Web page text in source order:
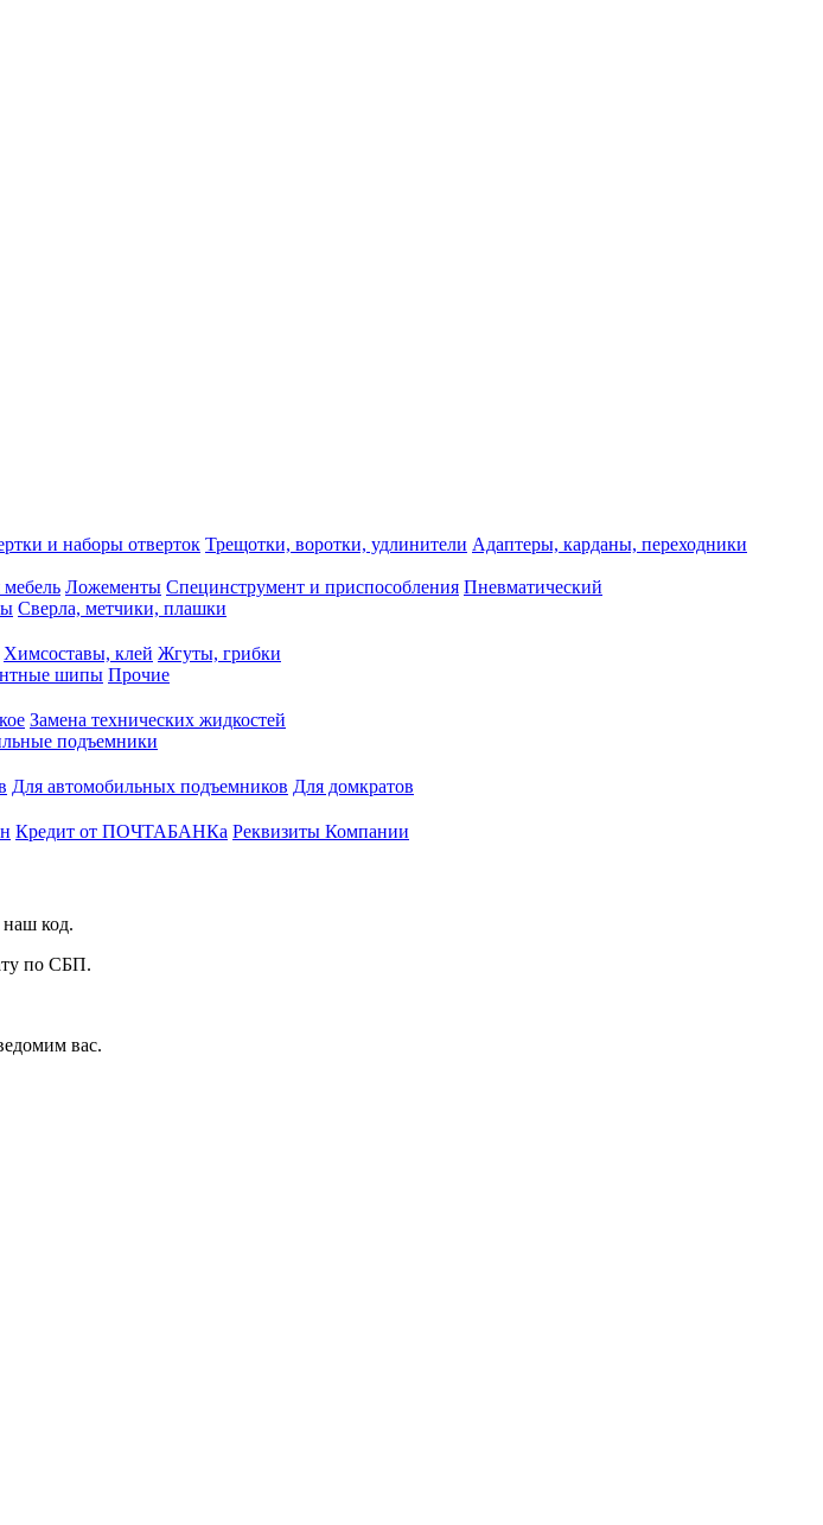
и наборы отверток Трещотки, воротки, удлинители Адаптеры, карданы, переходники
Ложементы Специнструмент и приспособления Пневматический
Сверла, метчики, плашки
Химсоставы, клей Жгуты, грибки
шипы Прочие
Замена технических жидкостей
подъемники
Для автомобильных подъемников Для домкратов
Кредит от ПОЧТАБАНКа Реквизиты Компании
наш код.
по СБП.
вас.